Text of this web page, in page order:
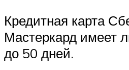
Кредитная карта
Мастеркард имеет
до 50 дней.